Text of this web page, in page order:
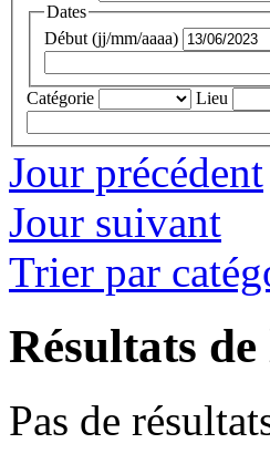
Dates
Début (jj/mm/aaaa)
Catégorie
Lieu
Jour précédent
Jour suivant
Trier par
Résultats
Pas de